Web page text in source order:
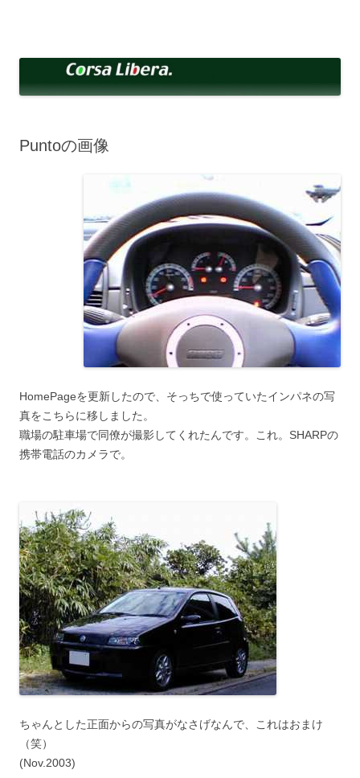
へ
ッ
Puntoの画像
HomePageを更新したので、そっちで使っていたインパネの写
真をこちらに移しました。
職場の駐車場で同僚が撮影してくれたんです。これ。SHARPの
携帯電話のカメラで。
ちゃんとした正面からの写真がなさげなんで、これはおまけ
（笑）
(Nov.2003)